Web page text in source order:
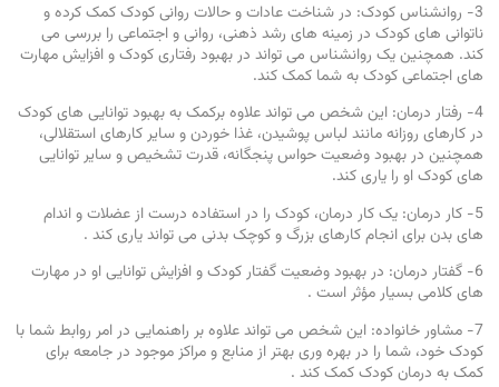
3- روانشناس کودک: در شناخت عادات و حالات روانی کودک کمک کرده و
ناتوانی های کودک در زمینه های رشد ذهنی، روانی و اجتماعی را بررسی می
کند. همچنین یک روانشناس می تواند در بهبود رفتاری کودک و افزایش مهارت
های اجتماعی کودک به شما کمک کند.
4- رفتار درمان: این شخص می تواند علاوه برکمک به بهبود توانایی های کودک
در کارهای روزانه مانند لباس پوشیدن، غذا خوردن و سایر کارهای استقلالی،
همچنین در بهبود وضعیت حواس پنجگانه، قدرت تشخیص و سایر توانایی
های کودک او را یاری کند.
5- کار درمان: یک کار درمان، کودک را در استفاده درست از عضلات و اندام
های بدن برای انجام کارهای بزرگ و کوچک بدنی می تواند یاری کند .
6- گفتار درمان: در بهبود وضعیت گفتار کودک و افزایش توانایی او در مهارت
های کلامی بسیار مؤثر است .
7- مشاور خانواده: این شخص می تواند علاوه بر راهنمایی در امر روابط شما با
کودک خود، شما را در بهره وری بهتر از منابع و مراکز موجود در جامعه برای
کمک به درمان کودک کمک کند .